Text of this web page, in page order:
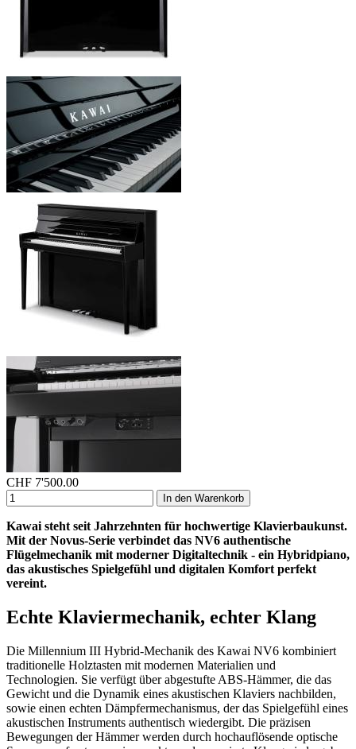
CHF 7'500.00
In den Warenkorb
Kawai steht seit Jahrzehnten für hochwertige Klavierbaukunst.
Mit der Novus-Serie verbindet das NV6 authentische
Flügelmechanik mit moderner Digitaltechnik - ein Hybridpiano,
das akustisches Spielgefühl und digitalen Komfort perfekt
vereint.
Echte Klaviermechanik, echter Klang
Die Millennium III Hybrid-Mechanik des Kawai NV6 kombiniert
traditionelle Holztasten mit modernen Materialien und
Technologien. Sie verfügt über abgestufte ABS-Hämmer, die das
Gewicht und die Dynamik eines akustischen Klaviers nachbilden,
sowie einen echten Dämpfermechanismus, der das Spielgefühl eines
akustischen Instruments authentisch wiedergibt. Die präzisen
Bewegungen der Hämmer werden durch hochauflösende optische